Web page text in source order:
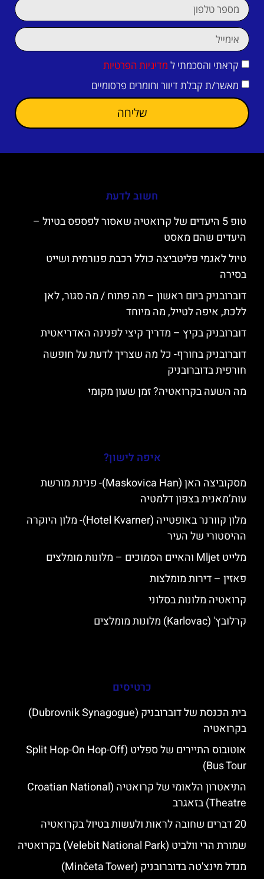
קראתי והסכמתי ל מדיניות הפרטיות
מאשר/ת קבלת דיוור וחומרים פרסומיים
שליחה
חשוב לדעת
טופ 5 היעדים של קרואטיה שאסור לפספס בטיול –
היעדים שהם מאסט
טיול לאגמי פליטביצה כולל רכבת פנורמית ושייט
בסירה
דוברובניק ביום ראשון – מה פתוח / מה סגור, לאן
ללכת, איפה לטייל, מה מיוחד
דוברובניק בקיץ – מדריך קיצי לפנינה האדריאטית
דוברובניק בחורף- כל מה שצריך לדעת על חופשה
חורפית בדוברובניק
מה השעה בקרואטיה? זמן שעון מקומי
איפה לישון?
מסקוביצה האן (Maskovica Han)- פנינת מורשת
עות’מאנית בצפון דלמטיה
מלון קוורנר באופטייה (Hotel Kvarner)- מלון היוקרה
ההיסטורי של העיר
מלייט Mljet והאיים הסמוכים – מלונות מומלצים
פאזין – דירות מומלצות
קרואטיה מלונות בסלוני
קרלובץ' (Karlovac) מלונות מומלצים
כרטיסים
בית הכנסת של דוברובניק (Dubrovnik Synagogue)
בקרואטיה
אוטובוס התיירים של ספליט (Split Hop-On Hop-Off
Bus Tour)
התיאטרון הלאומי של קרואטיה (Croatian National
Theatre) בזאגרב
20 דברים שחובה לראות ולעשות בטיול בקרואטיה
שמורת הרי וולביט (Velebit National Park) בקרואטיה
מגדל מינצ'טה בדוברובניק (Minčeta Tower)